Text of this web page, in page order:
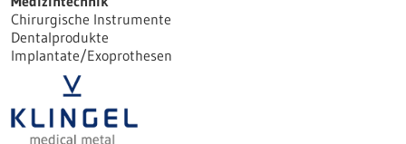
Chirurgische Instrumente
Dentalprodukte
Implantate/Exoprothesen